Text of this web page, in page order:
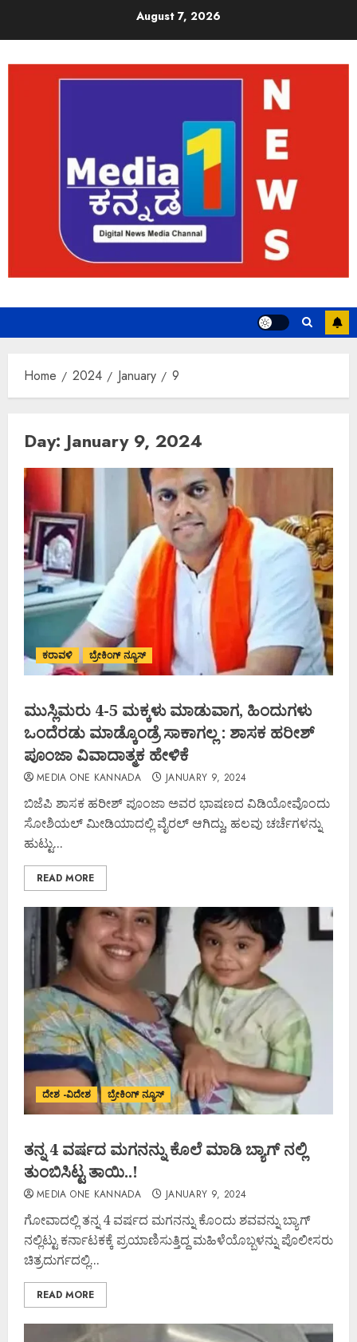
August 7, 2026
Home 2024 January 9
Day: January 9, 2024
ಕರಾವಳಿ ಬ್ರೇಕಿಂಗ್ ನ್ಯೂಸ್
ಮುಸ್ಲಿಮರು 4-5 ಮಕ್ಕಳು ಮಾಡುವಾಗ, ಹಿಂದುಗಳು
ಒಂದೆರಡು ಮಾಡ್ಕೊಂಡ್ರೆ ಸಾಕಾಗಲ್ಲ : ಶಾಸಕ ಹರೀಶ್
ಪೂಂಜಾ ವಿವಾದಾತ್ಮಕ ಹೇಳಿಕೆ
MEDIA ONE KANNADA JANUARY 9, 2024
ಬಿಜೆಪಿ ಶಾಸಕ ಹರೀಶ್ ಪೂಂಜಾ ಅವರ ಭಾಷಣದ ವಿಡಿಯೋವೊಂದು
ಸೋಶಿಯಲ್ ಮೀಡಿಯಾದಲ್ಲಿ ವೈರಲ್ ಆಗಿದ್ದು, ಹಲವು ಚರ್ಚೆಗಳನ್ನು
ಹುಟ್ಟು...
READ MORE
ದೇಶ -ವಿದೇಶ ಬ್ರೇಕಿಂಗ್ ನ್ಯೂಸ್
ತನ್ನ 4 ವರ್ಷದ ಮಗನನ್ನು ಕೊಲೆ ಮಾಡಿ ಬ್ಯಾಗ್ ನಲ್ಲಿ
ತುಂಬಿಸಿಟ್ಟ ತಾಯಿ..!
MEDIA ONE KANNADA JANUARY 9, 2024
ಗೋವಾದಲ್ಲಿ ತನ್ನ 4 ವರ್ಷದ ಮಗನನ್ನು ಕೊಂದು ಶವವನ್ನು ಬ್ಯಾಗ್‌
ನಲ್ಲಿಟ್ಟು ಕರ್ನಾಟಕಕ್ಕೆ ಪ್ರಯಾಣಿಸುತ್ತಿದ್ದ ಮಹಿಳೆಯೊಬ್ಬಳನ್ನು ಪೊಲೀಸರು
ಚಿತ್ರದುರ್ಗದಲ್ಲಿ...
READ MORE